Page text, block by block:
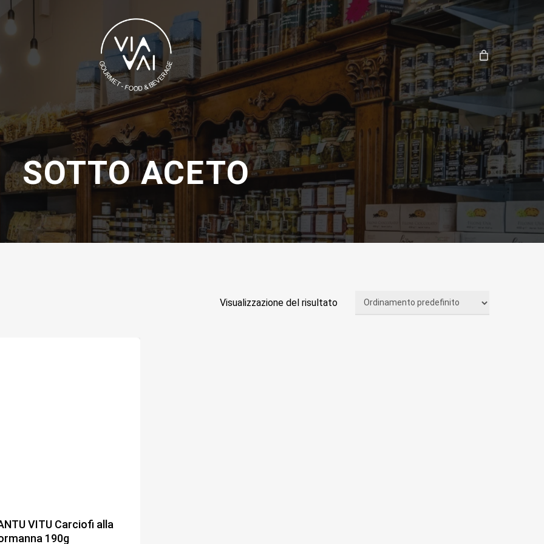
Carrello Close
Cart
SOTTO ACETO
Visualizzazione del risultato
VITU Carciofi alla
190g